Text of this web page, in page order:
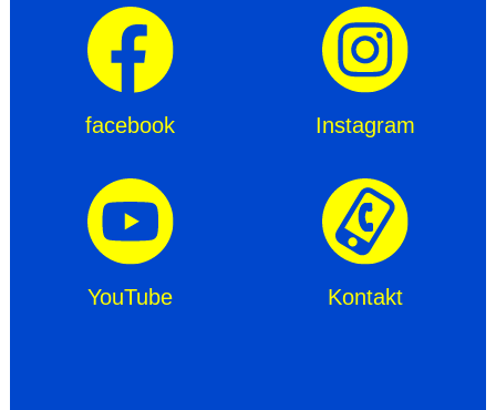
facebook Instagram
YouTube Kontakt